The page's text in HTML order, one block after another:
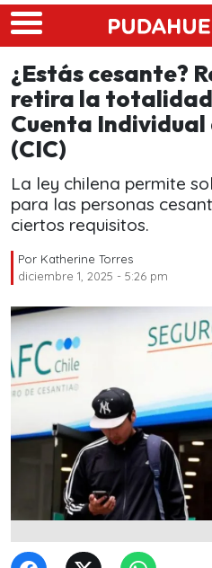
Skip to main content
¿Estás cesante?
retira la totalidad
Cuenta
(CIC)
La ley chilena permite
para las personas
ciertos requisitos.
Por Katherine Torres
diciembre 1, 2025 - 5:26 pm